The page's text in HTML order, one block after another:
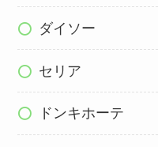
ダイソー
セリア
ドンキホーテ